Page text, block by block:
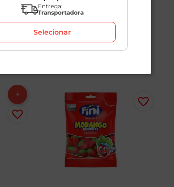
1 Unidade
Entrega:
Transportadora
Selecionar